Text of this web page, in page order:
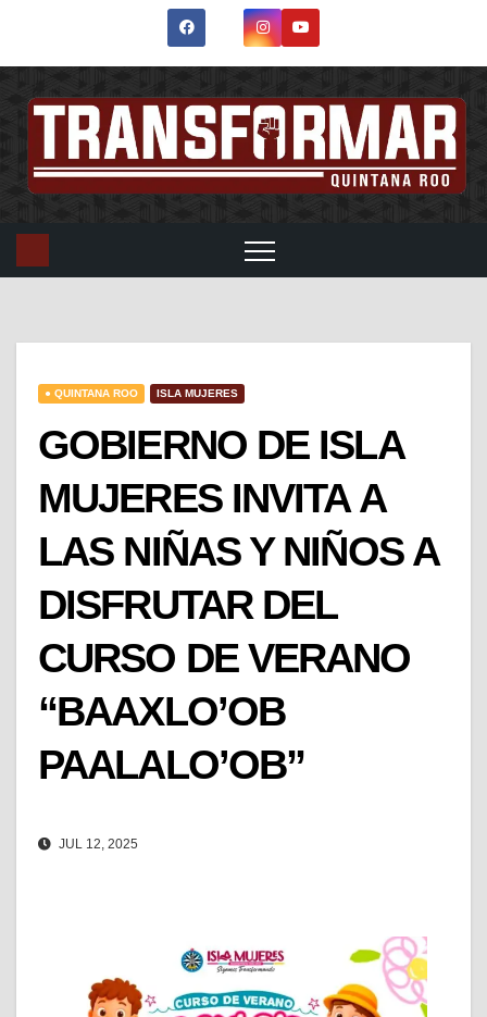
● QUINTANA ROO ISLA MUJERES
GOBIERNO DE ISLA
MUJERES INVITA A
LAS NIÑAS Y NIÑOS A
DISFRUTAR DEL
CURSO DE VERANO
“BAAXLO’OB
PAALALO’OB”
JUL 12, 2025